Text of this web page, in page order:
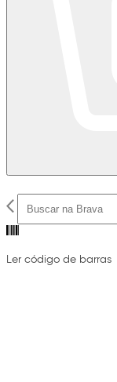
Ler código de barras